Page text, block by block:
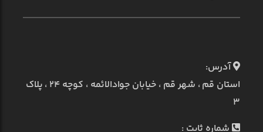
آدرس:
استان قم ، شهر قم ، خیابان جوادالائمه ، کوچه ۲۴ ، پلاک
۳
شماره ثابت :